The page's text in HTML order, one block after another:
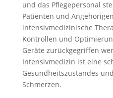
und das Pflegepersonal
Patienten und
intensivmedizinische
Kontrollen und
Geräte zurückgegriffen
Intensivmedizin ist eine
Gesundheitszustandes
Schmerzen.